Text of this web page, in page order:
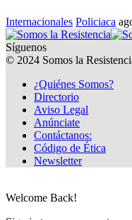
Internacionales Policiaca
Síguenos
© 2024 Somos la
¿Quiénes Somos?
Directorio
Aviso Legal
Anúnciate
Contáctanos:
Código de Ética
Newsletter
Welcome Back!